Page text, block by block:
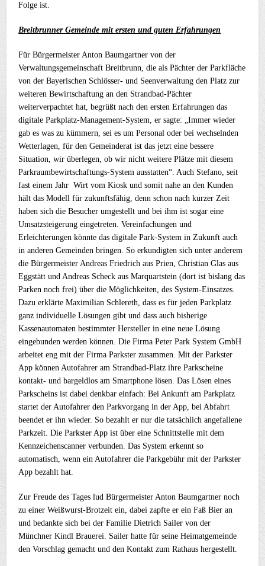
Folge ist.
Breitbrunner Gemeinde mit ersten und guten Erfahrungen
Für Bürgermeister Anton Baumgartner von der
Verwaltungsgemeinschaft Breitbrunn, die als Pächter der Parkfläche
von der Bayerischen Schlösser- und Seenverwaltung den Platz zur
weiteren Bewirtschaftung an den Strandbad-Pächter
weiterverpachtet hat, begrüßt nach den ersten Erfahrungen das
digitale Parkplatz-Management-System, er sagte: „Immer wieder
gab es was zu kümmern, sei es um Personal oder bei wechselnden
Wetterlagen, für den Gemeinderat ist das jetzt eine bessere
Situation, wir überlegen, ob wir nicht weitere Plätze mit diesem
Parkraumbewirtschaftungs-System ausstatten“. Auch Stefano, seit
fast einem Jahr Wirt vom Kiosk und somit nahe an den Kunden
hält das Modell für zukunftsfähig, denn schon nach kurzer Zeit
haben sich die Besucher umgestellt und bei ihm ist sogar eine
Umsatzsteigerung eingetreten. Vereinfachungen und
Erleichterungen könnte das digitale Park-System in Zukunft auch
in anderen Gemeinden bringen. So erkundigten sich unter anderem
die Bürgermeister Andreas Friedrich aus Prien, Christian Glas aus
Eggstätt und Andreas Scheck aus Marquartstein (dort ist bislang das
Parken noch frei) über die Möglichkeiten, des System-Einsatzes.
Dazu erklärte Maximilian Schlereth, dass es für jeden Parkplatz
ganz individuelle Lösungen gibt und dass auch bisherige
Kassenautomaten bestimmter Hersteller in eine neue Lösung
eingebunden werden können. Die Firma Peter Park System GmbH
arbeitet eng mit der Firma Parkster zusammen. Mit der Parkster
App können Autofahrer am Strandbad-Platz ihre Parkscheine
kontakt- und bargeldlos am Smartphone lösen. Das Lösen eines
Parkscheins ist dabei denkbar einfach: Bei Ankunft am Parkplatz
startet der Autofahrer den Parkvorgang in der App, bei Abfahrt
beendet er ihn wieder. So bezahlt er nur die tatsächlich angefallene
Parkzeit. Die Parkster App ist über eine Schnittstelle mit dem
Kennzeichenscanner verbunden. Das System erkennt so
automatisch, wenn ein Autofahrer die Parkgebühr mit der Parkster
App bezahlt hat.
Zur Freude des Tages lud Bürgermeister Anton Baumgartner noch
zu einer Weißwurst-Brotzeit ein, dabei zapfte er ein Faß Bier an
und bedankte sich bei der Familie Dietrich Sailer von der
Münchner Kindl Brauerei. Sailer hatte für seine Heimatgemeinde
den Vorschlag gemacht und den Kontakt zum Rathaus hergestellt.